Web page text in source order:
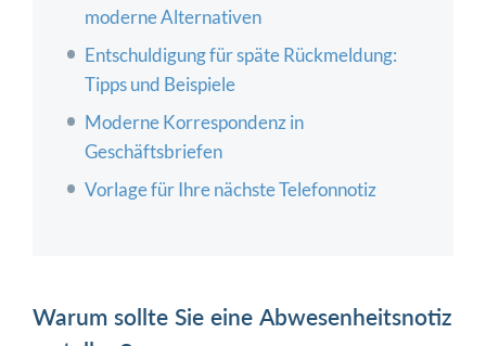
moderne Alternativen
Entschuldigung für späte Rückmeldung:
Tipps und Beispiele
Moderne Korrespondenz in
Geschäftsbriefen
Vorlage für Ihre nächste Telefonnotiz
Warum sollte Sie eine Abwesenheitsnotiz